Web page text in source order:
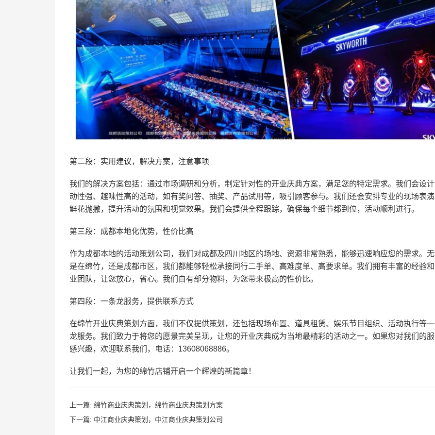
第二段：实用建议，解决方案，注意事项
我们的解决方案包括：通过市场调研和分析，制定针对性的开业庆典方案，满足您的特定需求。我们会设
动性强、趣味性高的活动，如有奖问答、抽奖、产品试用等，吸引顾客参与。我们还会安排专业的现场表
鲜花抛撒，提升活动的氛围和视觉效果。我们会提供全程跟踪，确保每个细节都到位，活动顺利进行。
第三段：成都本地化优势，性价比高
作为成都本地的活动策划公司，我们对成都及四川地区的场地、资源非常熟悉，能够迅速响应您的需求。
是在绵竹，还是成都市区，我们都能够轻松承接同行二手单、高难度单、高要求单。我们拥有丰富的经验
业团队，让您放心，省心。我们自有部分物料，为您带来极高的性价比。
第四段：一条龙服务，提供联系方式
在绵竹开业庆典策划方面，我们不仅提供策划，还包括现场布置、道具租赁、娱乐节目组织、活动执行等
龙服务。我们致力于将您的愿景完美呈现，让您的开业庆典成为当地最精彩的活动之一。如果您对我们的
感兴趣，欢迎联系我们，电话：13608068886。
让我们一起，为您的绵竹店铺开启一个辉煌的新篇章！
上一篇: 绵竹商业庆典策划，绵竹商业庆典策划方案
下一篇: 中江商业庆典策划，中江商业庆典策划公司